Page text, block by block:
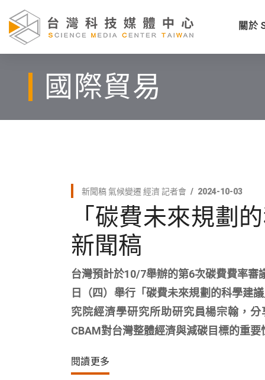
關於
國際貿易
新聞稿氣候變遷 經濟記者會 2024-10-03
「碳費未來規劃
新聞稿
台灣預計於10/7舉辦的第6次碳費費率審
日（四）舉行「碳費未來規劃的科學建
究院經濟學研究所助研究員楊宗翰，
CBAM對台灣整體經濟與減碳目標的重要
閱讀更多